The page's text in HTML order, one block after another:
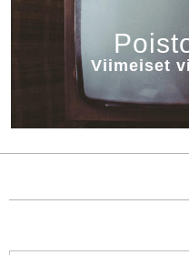
Viimeiset